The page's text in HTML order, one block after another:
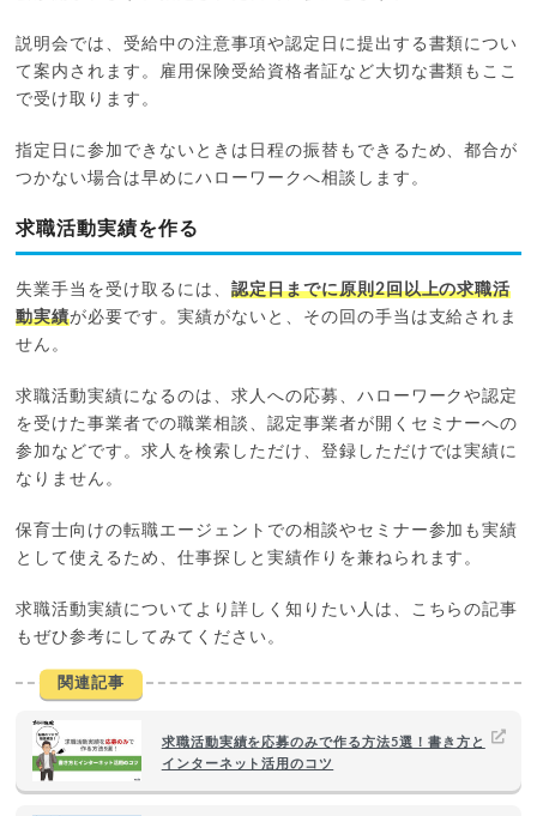
説明会では、受給中の注意事項や認定日に提出する書類につい
て案内されます。雇用保険受給資格者証など大切な書類もここ
で受け取ります。
指定日に参加できないときは日程の振替もできるため、都合が
つかない場合は早めにハローワークへ相談します。
求職活動実績を作る
失業手当を受け取るには、 認定日までに原則2回以上の求職活
動実績が必要です。実績がないと、その回の手当は支給されま
せん。
求職活動実績になるのは、求人への応募、ハローワークや認定
を受けた事業者での職業相談、認定事業者が開くセミナーへの
参加などです。求人を検索しただけ、登録しただけでは実績に
なりません。
保育士向けの転職エージェントでの相談やセミナー参加も実績
として使えるため、仕事探しと実績作りを兼ねられます。
求職活動実績についてより詳しく知りたい人は、こちらの記事
もぜひ参考にしてみてください。
関連記事
求職活動実績を応募のみで作る方法5選！書き方と
インターネット活用のコツ